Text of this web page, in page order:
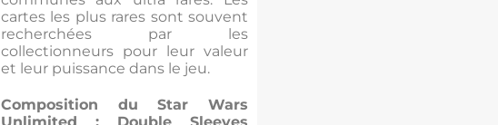
cartes les plus rares sont souvent
recherchées par les
collectionneurs pour leur valeur
et leur puissance dans le jeu.
Composition du Star Wars